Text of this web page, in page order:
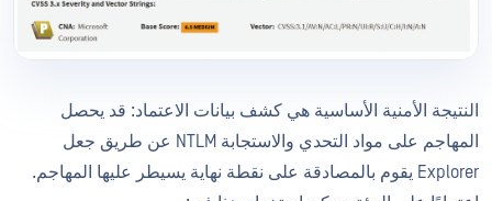
النتيجة الأمنية الأساسية هي كشف بيانات الاعتماد: قد يحصل
المهاجم على مواد التحدي والاستجابة NTLM عن طريق جعل
Explorer يقوم بالمصادقة على نقطة نهاية يسيطر عليها المهاجم.